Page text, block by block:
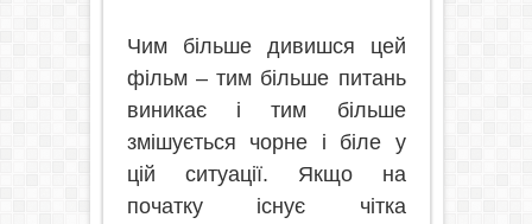
Чим більше дивишся цей
фільм – тим більше питань
виникає і тим більше
змішується чорне і біле у
цій ситуації. Якщо на
початку існує чітка